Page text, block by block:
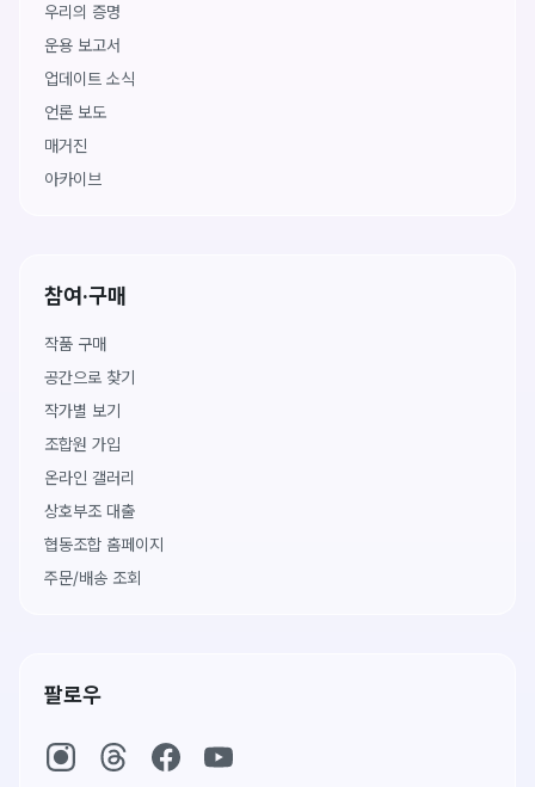
우리의 증명
운용 보고서
업데이트 소식
언론 보도
매거진
아카이브
참여·구매
작품 구매
공간으로 찾기
작가별 보기
조합원 가입
온라인 갤러리
상호부조 대출
협동조합 홈페이지
주문/배송 조회
팔로우